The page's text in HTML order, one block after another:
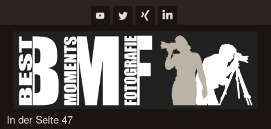
springen
In der Seite 47